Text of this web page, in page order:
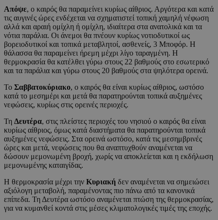
Απόψε, ο καιρός θα παραμείνει κυρίως αίθριος. Αργότερα και κατά
τις αυγινές ώρες ενδέχεται να σχηματιστεί τοπική χαμηλή νέφωση
αλλά και αραιή ομίχλη ή ομίχλη, ιδιαίτερα στα ανατολικά και τα
νότια παράλια. Οι άνεμοι θα πνέουν κυρίως νοτιοδυτικοί ως
βορειοδυτικοί και τοπικά μεταβλητοί, ασθενείς, 3 Μποφόρ. Η
θάλασσα θα παραμείνει ήρεμη μέχρι λίγο ταραγμένη. Η
θερμοκρασία θα κατέλθει γύρω στους 22 βαθμούς στο εσωτερικό
και τα παράλια και γύρω στους 20 βαθμούς στα ψηλότερα ορεινά.
Το Σαββατοκύριακο, ο καιρός θα είναι κυρίως αίθριος, ωστόσο
κατά το μεσημέρι και μετά θα παρατηρούνται τοπικά αυξημένες
νεφώσεις, κυρίως στις ορεινές περιοχές.
Τη Δευτέρα, στις πλείστες περιοχές του νησιού ο καιρός θα είναι
κυρίως αίθριος, όμως κατά διαστήματα θα παρατηρούνται τοπικά
αυξημένες νεφώσεις. Στα ορεινά ωστόσο, κατά τις μεσημβρινές
ώρες και μετά, νεφώσεις που θα αναπτυχθούν αναμένεται να
δώσουν μεμονωμένη βροχή, χωρίς να αποκλείεται και η εκδήλωση
μεμονωμένης καταιγίδας.
Η θερμοκρασία μέχρι την Κυριακή δεν αναμένεται να σημειώσει
αξιόλογη μεταβολή, παραμένοντας πιο πάνω από τα κανονικά
επίπεδα. Τη Δευτέρα ωστόσο αναμένεται πτώση της θερμοκρασίας,
για να κυμανθεί κοντά στις μέσες κλιματολογικές τιμές της εποχής.